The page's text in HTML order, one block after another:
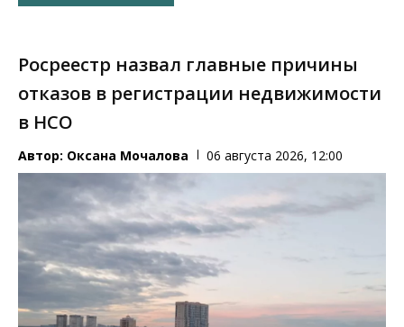
Росреестр назвал главные причины
отказов в регистрации недвижимости
в НСО
Автор: Оксана Мочалова 06 августа 2026, 12:00